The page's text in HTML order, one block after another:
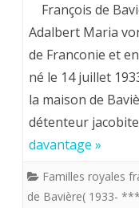
la
mort
de
II
François de
Adalbert Maria
de Franconie et
né le 14 juillet
la maison de
détenteur
davantage »
Familles royales
de Bavière( 1933-